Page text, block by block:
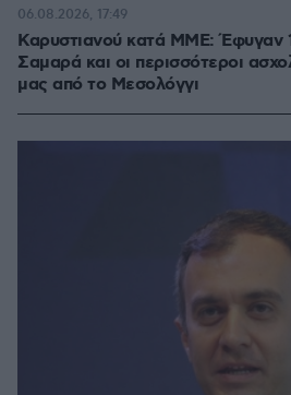
Καρυστιανού κατά ΜΜΕ: Έφυγαν
Σαμαρά και οι περισσότεροι
μας από το Μεσολόγγι
06.08.2026, 17:49